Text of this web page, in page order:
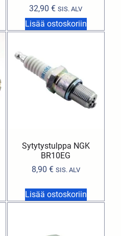
32,90€ SIS. ALV
Lisää ostoskoriin
Sytytystulppa NGK
BR10EG
8,90 € SIS. ALV
Lisää ostoskoriin